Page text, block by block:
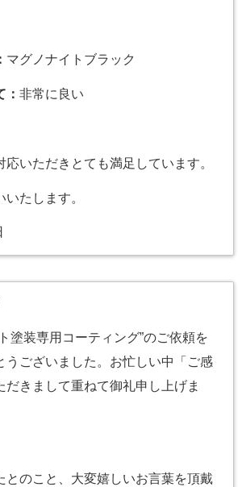
マグノナイトブラック
：非常に良い
いただきとても満足しています。
たします。
塗装専用コーティング”のご依頼を
うございました。お忙しい中「ご感
だきまして重ねて御礼申し上げま
とのこと、大変嬉しいお言葉を頂戴